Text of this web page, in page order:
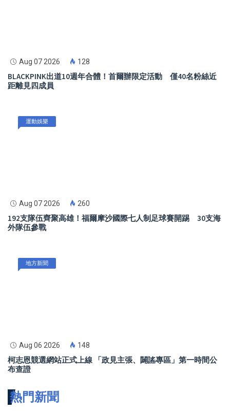
Aug 07 2026 128
BLACKPINK出道10週年合體！首爾辦限定活動 僅40名粉絲近
距離見四成員
運動娛樂
Aug 07 2026 260
192支隊伍齊聚高雄！福爾摩沙國際七人制足球賽開踢 30支海
外隊伍參戰
地方新聞
Aug 06 2026 148
柯志恩競選網站正式上線 「政見主張、闢謠專區」第一時間公
布查證
熱門新聞